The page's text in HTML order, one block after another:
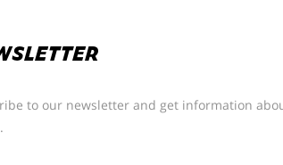
to our newsletter and get information